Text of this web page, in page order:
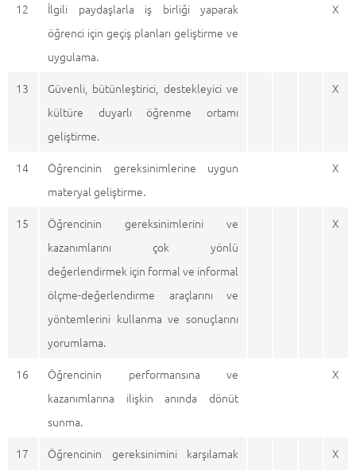
12
İlgili paydaşlarla iş birliği yaparak
öğrenci için geçiş planları geliştirme ve
uygulama.
X
13
Güvenli, bütünleştirici, destekleyici ve
kültüre duyarlı öğrenme ortamı
geliştirme.
X
14
Öğrencinin gereksinimlerine uygun
materyal geliştirme.
X
15
Öğrencinin gereksinimlerini ve
kazanımlarını çok yönlü
değerlendirmek için formal ve informal
ölçme-değerlendirme araçlarını ve
yöntemlerini kullanma ve sonuçlarını
yorumlama.
X
16
Öğrencinin performansına ve
kazanımlarına ilişkin anında dönüt
sunma.
X
17
Öğrencinin gereksinimini karşılamak
X